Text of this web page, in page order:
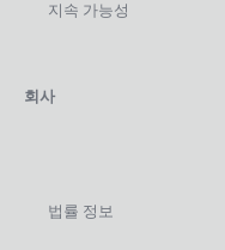
지속 가능성
회사
법률 정보